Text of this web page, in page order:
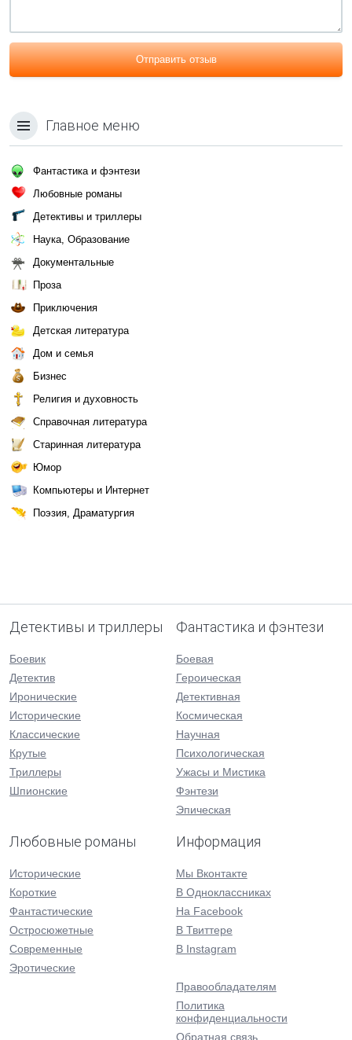
Отправить отзыв
Главное меню
Фантастика и фэнтези
Любовные романы
Детективы и триллеры
Наука, Образование
Документальные
Проза
Приключения
Детская литература
Дом и семья
Бизнес
Религия и духовность
Справочная литература
Старинная литература
Юмор
Компьютеры и Интернет
Поэзия, Драматургия
Детективы и триллеры
Боевик
Детектив
Иронические
Исторические
Классические
Крутые
Триллеры
Шпионские
Фантастика и фэнтези
Боевая
Героическая
Детективная
Космическая
Научная
Психологическая
Ужасы и Мистика
Фэнтези
Эпическая
Любовные романы
Исторические
Короткие
Фантастические
Остросюжетные
Современные
Эротические
Информация
Мы Вконтакте
В Одноклассниках
На Facebook
В Твиттере
В Instagram
Правообладателям
Политика
конфиденциальности
Обратная связь